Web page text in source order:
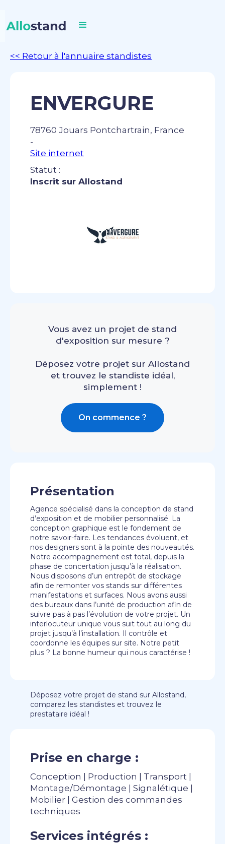
<< Retour à l'annuaire standistes
ENVERGURE
78760 Jouars Pontchartrain, France
-
Site internet
Statut :
Inscrit sur Allostand
Vous avez un projet de stand
d'exposition sur mesure ?
Déposez votre projet sur Allostand
et trouvez le standiste idéal,
simplement !
On commence ?
Présentation
Agence spécialisé dans la conception de stand
d’exposition et de mobilier personnalisé. La
conception graphique est le fondement de
notre savoir-faire. Les tendances évoluent, et
nos designers sont à la pointe des nouveautés.
Notre accompagnement est total, depuis la
phase de concertation jusqu’à la réalisation.
Nous disposons d’un entrepôt de stockage
afin de remonter vos stands sur différentes
manifestations et surfaces. Nous avons aussi
des bureaux dans l’unité de production afin de
suivre pas à pas l’évolution de votre projet. Un
interlocuteur unique vous suit tout au long du
projet jusqu’à l’installation. Il contrôle et
coordonne les équipes sur site. Notre petit
plus ? La bonne humeur qui nous caractérise !
Déposez votre projet de stand sur Allostand,
comparez les standistes et trouvez le
prestataire idéal !
Prise en charge :
Conception | Production | Transport |
Montage/Démontage | Signalétique |
Mobilier | Gestion des commandes
techniques
Services intégrés :